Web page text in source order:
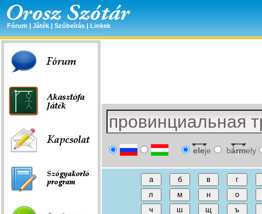
Fórum | Játék | Szóbeírás | Linkek
eleje bármely